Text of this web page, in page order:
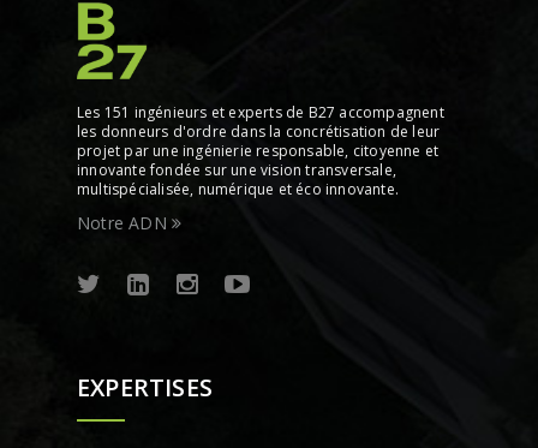
Les 151 ingénieurs et experts de B27 accompagnent
les donneurs d'ordre dans la concrétisation de leur
projet par une ingénierie responsable, citoyenne et
innovante fondée sur une vision transversale,
multispécialisée, numérique et éco innovante.
Notre ADN
EXPERTISES